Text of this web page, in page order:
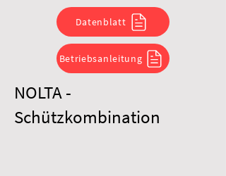
Datenblatt
Betriebsanleitung
NOLTA -
Schützkombination